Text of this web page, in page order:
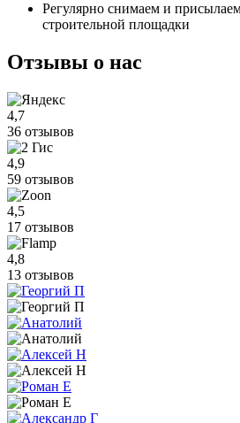
Регулярно снимаем и
строительной площадки
Отзывы о нас
4,7
36 отзывов
4,9
59 отзывов
4,5
17 отзывов
4,8
13 отзывов